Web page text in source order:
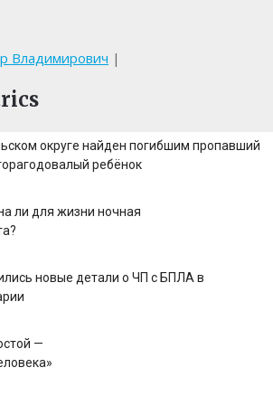
Владимирович |
округе найден погибшим пропавший
ребёнок
ли для жизни ночная
новые детали о ЧП с БПЛА в
—